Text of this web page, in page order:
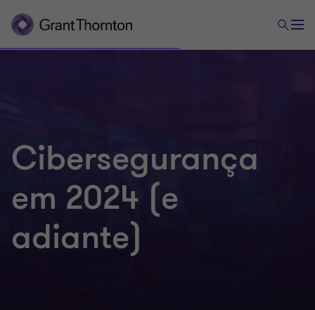
Cibersegurança
em 2024 (e
adiante)